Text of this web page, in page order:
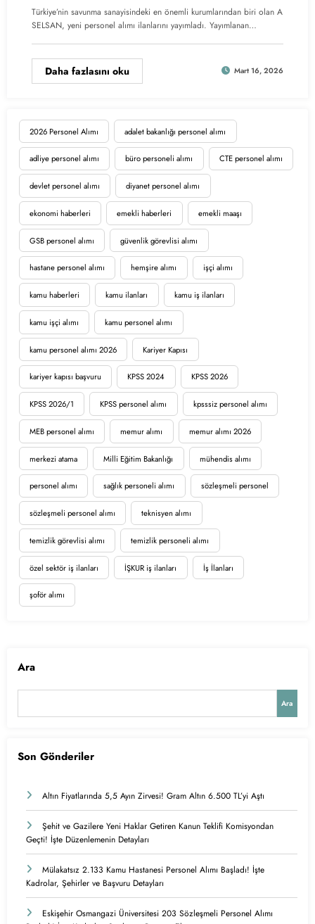
2026 Personel Alımı adalet bakanlığı personel alımı
adliye personel alımı büro personeli alımı CTE personel alımı
devlet personel alımı diyanet personel alımı
ekonomi haberleri emekli haberleri emekli maaşı
GSB personel alımı güvenlik görevlisi alımı
hastane personel alımı hemşire alımı işçi alımı
kamu haberleri kamu ilanları kamu iş ilanları
kamu işçi alımı kamu personel alımı
kamu personel alımı 2026 Kariyer Kapısı
kariyer kapısı başvuru KPSS 2024 KPSS 2026
KPSS 2026/1 KPSS personel alımı kpsssiz personel alımı
MEB personel alımı memur alımı memur alımı 2026
merkezi atama Milli Eğitim Bakanlığı mühendis alımı
personel alımı sağlık personeli alımı sözleşmeli personel
sözleşmeli personel alımı teknisyen alımı
temizlik görevlisi alımı temizlik personeli alımı
özel sektör iş ilanları İŞKUR iş ilanları İş İlanları
şoför alımı
Türkiye’nin savunma sanayisindeki en önemli kurumlarından biri olan A
SELSAN, yeni personel alımı ilanlarını yayımladı. Yayımlanan…
Daha fazlasını oku Mart 16, 2026
Ara
Ara
Son Gönderiler
Altın Fiyatlarında 5,5 Ayın Zirvesi! Gram Altın 6.500 TL’yi Aştı
Şehit ve Gazilere Yeni Haklar Getiren Kanun Teklifi Komisyondan
Geçti! İşte Düzenlemenin Detayları
Mülakatsız 2.133 Kamu Hastanesi Personel Alımı Başladı! İşte
Kadrolar, Şehirler ve Başvuru Detayları
Eskişehir Osmangazi Üniversitesi 203 Sözleşmeli Personel Alımı